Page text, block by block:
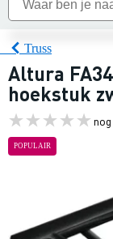
Truss
Altura
hoekstuk
POPULAIR